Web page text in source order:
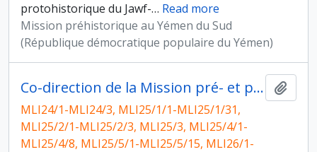
protohistorique du Jawf-… Read more
Mission préhistorique au Yémen du Sud
(République démocratique populaire du Yémen)
Co-direction de la Mission pré- et protohistorique du Jawf-Hadramawt, République du Yémen
MLI24/1-MLI24/3, MLI25/1/1-MLI25/1/31,
MLI25/2/1-MLI25/2/3, MLI25/3, MLI25/4/1-
MLI25/4/8, MLI25/5/1-MLI25/5/15, MLI26/1-